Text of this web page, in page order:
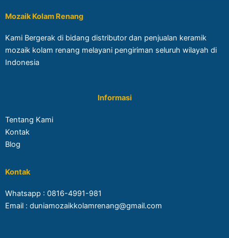
Mozaik Kolam Renang
Kami Bergerak di bidang distributor dan penjualan keramik
mozaik kolam renang melayani pengiriman seluruh wilayah di
Indonesia
Informasi
Tentang Kami
Kontak
Blog
Kontak
Whatsapp : 0816-4991-981
Email : duniamozaikkolamrenang@gmail.com